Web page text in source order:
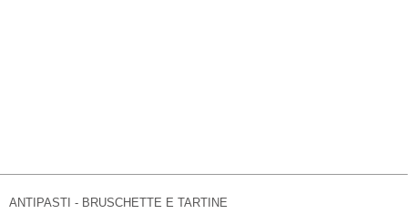
ANTIPASTI - BRUSCHETTE E TARTINE